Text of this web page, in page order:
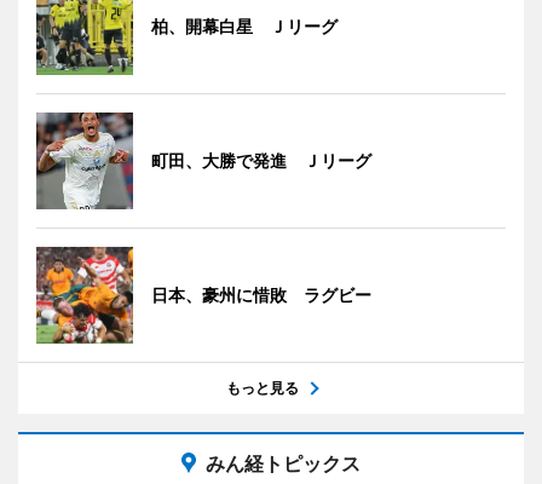
柏、開幕白星 Ｊリーグ
町田、大勝で発進 Ｊリーグ
日本、豪州に惜敗 ラグビー
もっと見る
みん経トピックス